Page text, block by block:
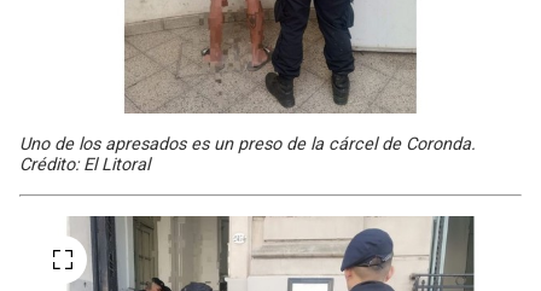
Uno de los apresados es un preso de la cárcel de Coronda.
Crédito: El Litoral